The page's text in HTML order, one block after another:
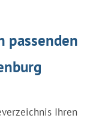
passenden
Ihren